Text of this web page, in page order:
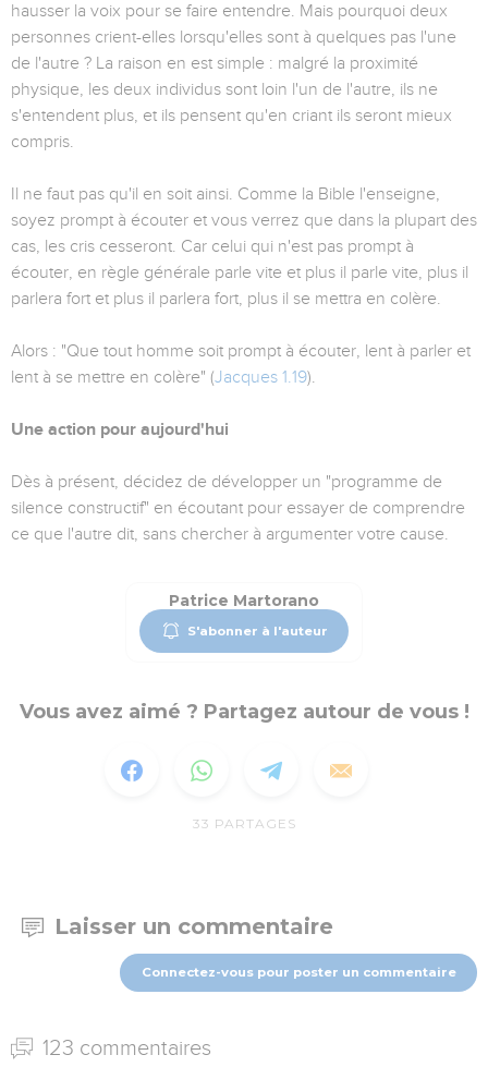
hausser la voix pour se faire entendre. Mais pourquoi deux
personnes crient-elles lorsqu'elles sont à quelques pas l'une
de l'autre ? La raison en est simple : malgré la proximité
physique, les deux individus sont loin l'un de l'autre, ils ne
s'entendent plus, et ils pensent qu'en criant ils seront mieux
compris.
Il ne faut pas qu'il en soit ainsi. Comme la Bible l'enseigne,
soyez prompt à écouter et vous verrez que dans la plupart des
cas, les cris cesseront. Car celui qui n'est pas prompt à
écouter, en règle générale parle vite et plus il parle vite, plus il
parlera fort et plus il parlera fort, plus il se mettra en colère.
Alors : "Que tout homme soit prompt à écouter, lent à parler et
lent à se mettre en colère" (Jacques 1.19).
Une action pour aujourd'hui
Dès à présent, décidez de développer un "programme de
silence constructif" en écoutant pour essayer de comprendre
ce que l'autre dit, sans chercher à argumenter votre cause.
Patrice Martorano
S'abonner à l'auteur
Vous avez aimé ? Partagez autour de vous !
33 PARTAGES
Laisser un commentaire
Connectez-vous pour poster un commentaire
123 commentaires